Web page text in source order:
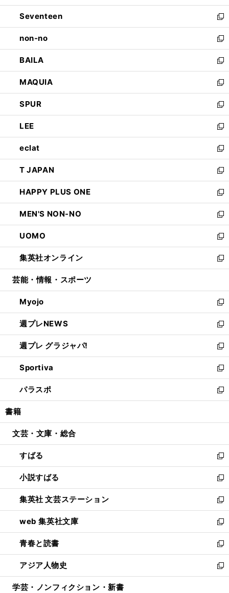
開
く
ウ
で
開
く
ン
ド
ウ
で
開
く
Seventeen
新
し
い
ウ
ィ
ン
ド
ウ
で
開
く
non-no
新
し
い
ウ
ィ
ン
ド
ウ
で
開
く
BAILA
新
し
い
ウ
ィ
ン
ド
ウ
で
開
く
MAQUIA
新
し
い
ウ
ィ
ン
ド
ウ
で
開
く
SPUR
新
し
い
ウ
ィ
ン
ド
ウ
で
開
く
LEE
新
し
い
ウ
ィ
ン
ド
ウ
で
開
く
eclat
新
し
い
ウ
ィ
ン
ド
ウ
で
開
く
T JAPAN
新
し
い
ウ
ィ
ン
ド
ウ
で
開
HAPPY PLUS ONE
新
し
い
ウ
ィ
ン
ド
ウ
開
く
MEN'S NON-NO
新
し
い
ウ
ィ
ン
ウ
で
開
く
UOMO
新
し
い
ウ
ン
ド
ウ
で
開
く
集英社オンライン
新
し
ウ
ィ
ン
ド
ウ
で
開
く
芸能・情報・スポーツ
Myojo
新
し
い
ウ
ィ
ン
ド
ウ
で
開
週プレNEWS
新
し
い
ウ
ィ
ン
ド
ウ
開
週プレ グラジャパ!
新
し
い
ウ
ィ
ン
ウ
開
く
Sportiva
新
し
い
ウ
ン
ウ
で
開
く
パラスポ
新
し
ウ
ン
ド
ウ
で
開
く
書籍
文芸・文庫・総合
すばる
新
し
い
ウ
ィ
ン
ド
ウ
で
開
く
小説すばる
新
し
い
ウ
ィ
ン
ド
ウ
で
開
集英社 文芸ステーション
新
し
い
ウ
ィ
ン
ド
ウ
web 集英社文庫
新
し
い
ウ
ィ
ン
青春と読書
新
し
い
ウ
アジア人物史
新
し
学芸・ノンフィクション・新書